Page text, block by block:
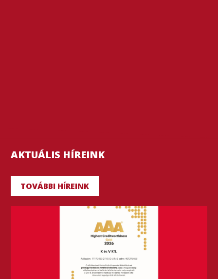
AKTUÁLIS HÍREINK
TOVÁBBI HÍREINK